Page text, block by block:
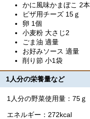
かに風味かまぼこ 2本
ピザ用チーズ 15ｇ
卵 1個
小麦粉 大さじ2
ごま油 適量
お好みソース 適量
削り節 小1袋
1人分の栄養量など
人分の野菜使用量：75ｇ
ネルギー：272kcal